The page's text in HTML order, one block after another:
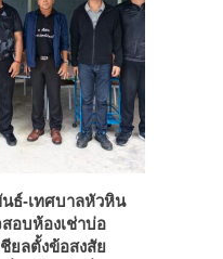
ธ์-เทศบาลหัวหิน
อบห้องเช่าบ่อ
ยลตั้งข้อสงสัย